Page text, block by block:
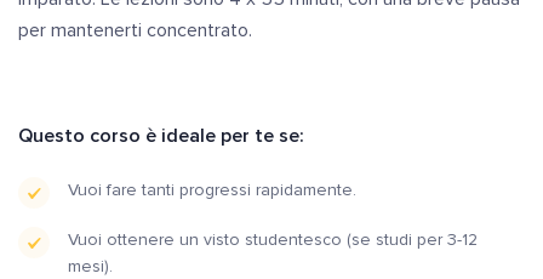
per mantenerti concentrato.
Questo corso è ideale per te se:
Vuoi fare tanti progressi rapidamente.
Vuoi ottenere un visto studentesco (se studi per 3-12
mesi).